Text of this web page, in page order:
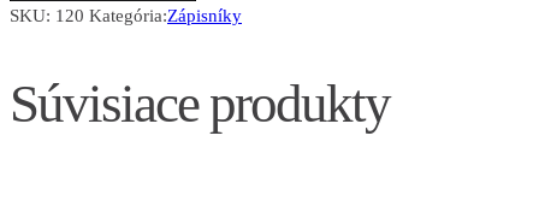
SKU: 120 Kategória:Zápisníky
Súvisiace produkty